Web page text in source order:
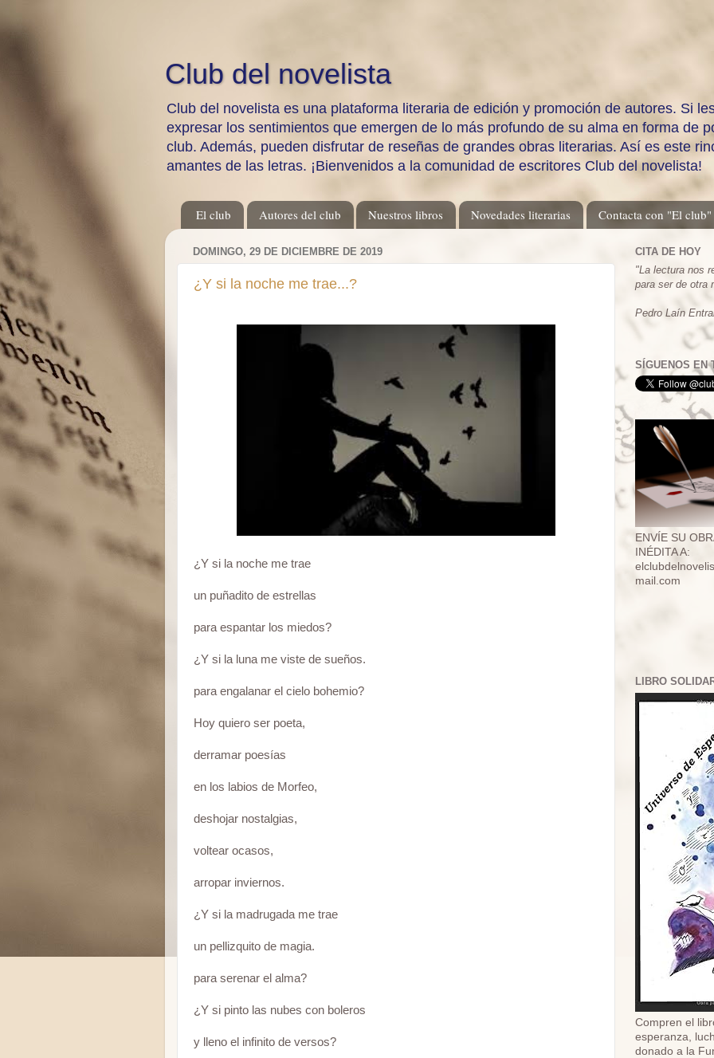
Club del novelista
Club del novelista es una plataforma literaria de edición y promoción de autores. Si
expresar los sentimientos que emergen de lo más profundo de su alma en forma de
club. Además, pueden disfrutar de reseñas de grandes obras literarias. Así es este
amantes de las letras. ¡Bienvenidos a la comunidad de escritores Club del novelista!
El club Autores del club Nuestros libros Novedades literarias Contacta con "El club"
DOMINGO, 29 DE DICIEMBRE DE 2019
¿Y si la noche me trae...?
¿Y si la noche me trae
un puñadito de estrellas
para espantar los miedos?
¿Y si la luna me viste de sueños.
para engalanar el cielo bohemio?
Hoy quiero ser poeta,
derramar poesías
en los labios de Morfeo,
deshojar nostalgias,
voltear ocasos,
arropar inviernos.
¿Y si la madrugada me trae
un pellizquito de magia.
para serenar el alma?
¿Y si pinto las nubes con boleros
y lleno el infinito de versos?
CITA DE HOY
"La lectura nos
para ser de otra
Pedro Laín
SÍGUENOS EN
ENVÍE SU
INÉDITA A:
mail.com
LIBRO
Compren el
esperanza,
donado a la